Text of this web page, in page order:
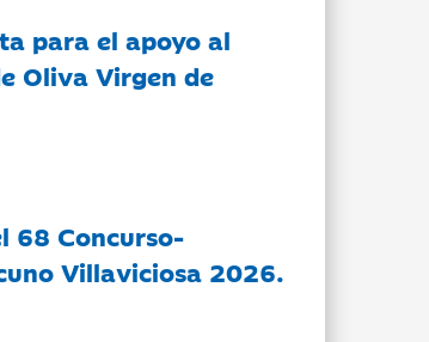
para el apoyo al
Oliva Virgen de
68 Concurso-
Villaviciosa 2026.